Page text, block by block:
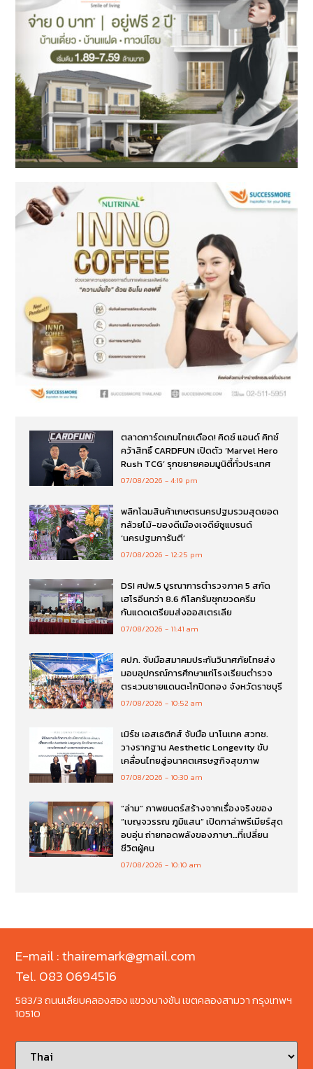
ตลาดการ์ดเกมไทยเดือด! คิดซ์ แอนด์ คิทซ์
คว้าสิทธิ์ CARDFUN เปิดตัว ‘Marvel Hero
Rush TCG’ รุกขยายคอมมูนิตี้ทั่วประเทศ
07/08/2026 4:19 pm
พลิกโฉมสินค้าเกษตรนครปฐมรวมสุดยอด
กล้วยไม้-ของดีเมืองเจดีย์ชูแบรนด์
‘นครปฐมการันตี’
07/08/2026 12:25 pm
DSI ศปพ.5 บูรณาการตำรวจภาค 5 สกัด
เฮโรอีนกว่า 8.6 กิโลกรัมซุกขวดครีม
กันแดดเตรียมส่งออสเตรเลีย
07/08/2026 11:41 am
คปภ. จับมือสมาคมประกันวินาศภัยไทยส่ง
มอบอุปกรณ์การศึกษาแก่โรงเรียนตำรวจ
ตระเวนชายแดนตะโกปิดทอง จังหวัดราชบุรี
07/08/2026 10:52 am
เมิร์ซ เอสเธติกส์ จับมือ นาโนเทค สวทช.
วางรากฐาน Aesthetic Longevity ขับ
เคลื่อนไทยสู่อนาคตเศรษฐกิจสุขภาพ
07/08/2026 10:30 am
“ล่าม” ภาพยนตร์สร้างจากเรื่องจริงของ
“เบญจวรรณ ภูมิแสน” เปิดกาล่าพรีเมียร์สุด
อบอุ่น ถ่ายทอดพลังของภาษา…ที่เปลี่ยน
ชีวิตผู้คน
07/08/2026 10:10 am
E-mail : thairemark@gmail.com
Tel. 083 0694516
583/3 ถนนเลียบคลองสอง แขวงบางชัน เขตคลองสามวา กรุงเทพฯ
10510